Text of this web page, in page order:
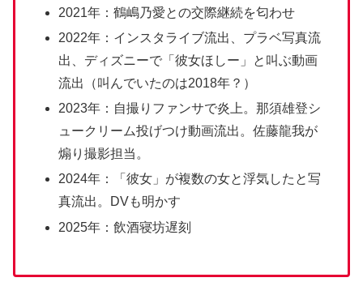
2021年：鶴嶋乃愛との交際継続を匂わせ
2022年：インスタライブ流出、プラベ写真流
出、ディズニーで「彼女ほしー」と叫ぶ動画
流出（叫んでいたのは2018年？）
2023年：自撮りファンサで炎上。那須雄登シ
ュークリーム投げつけ動画流出。佐藤龍我が
煽り撮影担当。
2024年：「彼女」が複数の女と浮気したと写
真流出。DVも明かす
2025年：飲酒寝坊遅刻